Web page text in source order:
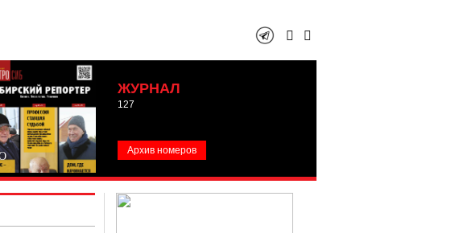
ЖУРНАЛ
127
Архив номеров